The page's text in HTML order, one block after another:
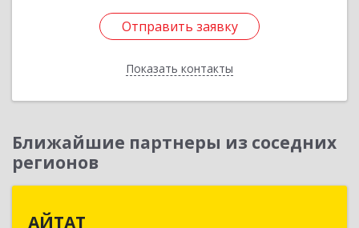
Отправить заявку
Показать контакты
Отправить заявку
Назад
Ближайшие партнеры из соседних
регионов
АЙТАТ